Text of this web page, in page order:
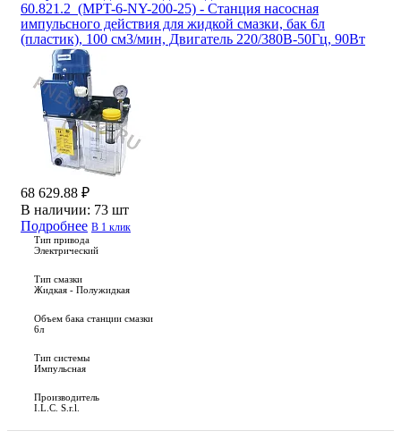
60.821.2_(MPT-6-NY-200-25) - Станция насосная
импульсного действия для жидкой смазки, бак 6л
(пластик), 100 см3/мин, Двигатель 220/380В-50Гц, 90Вт
68 629.88 ₽
В наличии: 73 шт
Подробнее В 1 клик
Тип привода
Электрический
Тип смазки
Жидкая - Полужидкая
Объем бака станции смазки
6л
Тип системы
Импульсная
Производитель
I.L.C. S.r.l.